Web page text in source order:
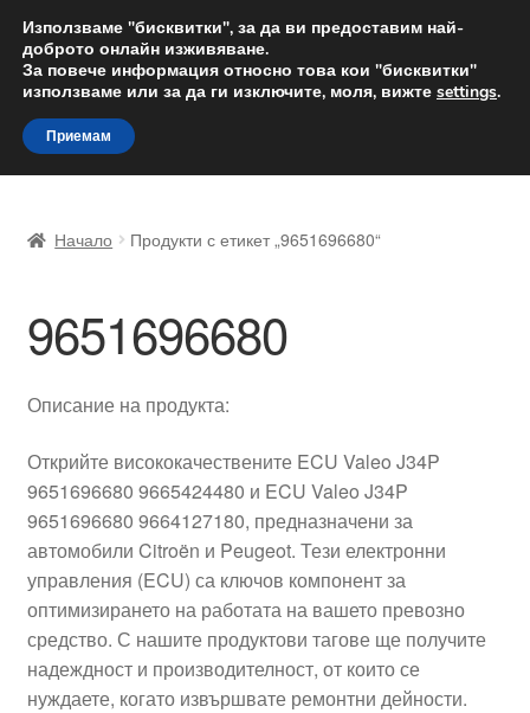
ДОСТАВКА от 12 лв.
Доставка по целия свят
Skip
to
navigation
Skip
to
content
Доставка по целия свят
Жалби
Контакт
Моята сметка
Плащанията
Политика за поверителност
Начало Продукти с етикет „9651696680“
9651696680
Описание на продукта:
Открийте висококачествените ECU Valeo J34P
9651696680 9665424480 и ECU Valeo J34P
9651696680 9664127180, предназначени за
автомобили Citroën и Peugeot. Тези електронни
управления (ECU) са ключов компонент за
оптимизирането на работата на вашето превозно
средство. С нашите продуктови тагове ще получите
надеждност и производителност, от които се
нуждаете, когато извършвате ремонтни дейности.
Използваме "бисквитки", за да ви предоставим най-
доброто онлайн изживяване.
За повече информация относно това кои "бисквитки"
използваме или за да ги изключите, моля, вижте settings.
Приемам